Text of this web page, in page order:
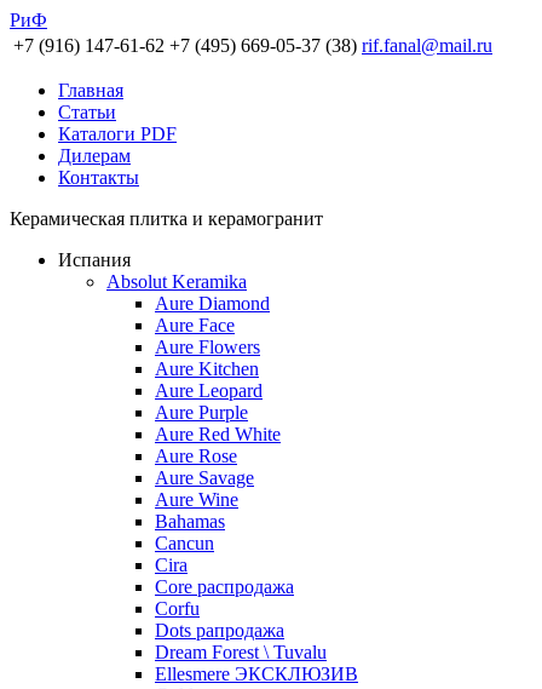
РиФ
+7 (916) 147-61-62 +7 (495) 669-05-37 (38) rif.fanal@mail.ru
Главная
Статьи
Каталоги PDF
Дилерам
Контакты
Керамическая плитка и керамогранит
Испания
Absolut Keramika
Aure Diamond
Aure Face
Aure Flowers
Aure Kitchen
Aure Leopard
Aure Purple
Aure Red White
Aure Rose
Aure Savage
Aure Wine
Bahamas
Cancun
Cira
Core распродажа
Corfu
Dots рапродажа
Dream Forest \ Tuvalu
Ellesmere ЭКСКЛЮЗИВ